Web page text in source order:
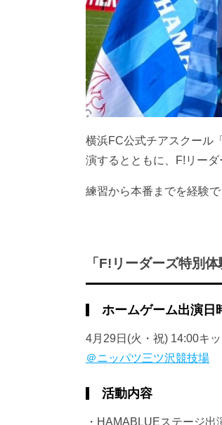
横浜FC公式チアスクール
演するとともに、F!リー
練習から本番までを経験
「F!リーダーズ特別
ホームゲーム出演日
4月29日(火・祝) 14:00キ
＠ニッパツ三ツ沢競技場
活動内容
・HAMABLUEステージ出